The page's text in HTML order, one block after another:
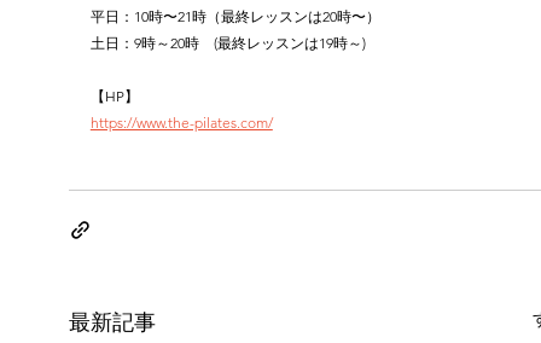
平日：10時〜21時（最終レッスンは20時〜）
土日：9時～20時　(最終レッスンは19時～)
【HP】
https://www.the-pilates.com/
最新記事